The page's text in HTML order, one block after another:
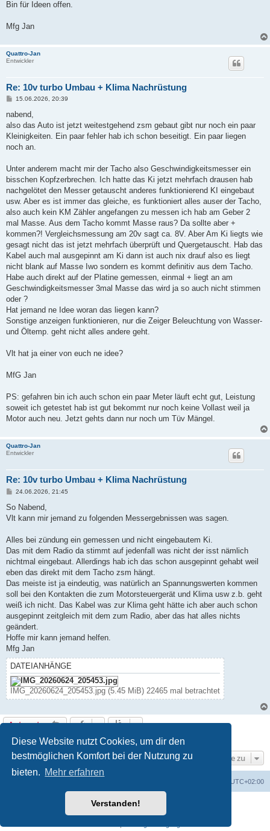
Diese Website nutzt Cookies, um dir den
bestmöglichen Komfort bei der Nutzung zu
bieten. Mehr erfahren
Verstanden!
Bin für Ideen offen.
Mfg Jan
Quattro-Jan
Entwickler
Re: 10v turbo Umbau + Klima Nachrüstung
B
i
r
a
15.06.2026, 20:39
nabend,
also das Auto ist jetzt weitestgehend zsm gebaut gibt nur noch ein paar
Kleinigkeiten. Ein paar fehler hab ich schon beseitigt. Ein paar liegen
noch an.
Unter anderem macht mir der Tacho also Geschwindigkeitsmesser ein
bisschen Kopfzerbrechen. Ich hatte das Ki jetzt mehrfach drausen hab
nachgelötet den Messer getauscht anderes funktionierend KI eingebaut
usw. Aber es ist immer das gleiche, es funktioniert alles auser der Tacho,
also auch kein KM Zähler angefangen zu messen ich hab am Geber 2
mal Masse. Aus dem Tacho kommt Masse raus? Da sollte aber +
kommen?! Vergleichsmessung am 20v sagt ca. 8V. Aber Am Ki liegts wie
gesagt nicht das ist jetzt mehrfach überprüft und Quergetauscht. Hab das
Kabel auch mal ausgepinnt am Ki dann ist auch nix drauf also es liegt
nicht blank auf Masse Iwo sondern es kommt definitiv aus dem Tacho.
Habe auch direkt auf der Platine gemessen, einmal + liegt an am
Geschwindigkeitsmesser 3mal Masse das wird ja so auch nicht stimmen
oder ?
Hat jemand ne Idee woran das liegen kann?
Sonstige anzeigen funktionieren, nur die Zeiger Beleuchtung von Wasser-
und Öltemp. geht nicht alles andere geht.
Vlt hat ja einer von euch ne idee?
MfG Jan
PS: gefahren bin ich auch schon ein paar Meter läuft echt gut, Leistung
soweit ich getestet hab ist gut bekommt nur noch keine Vollast weil ja
Motor auch neu. Jetzt gehts dann nur noch um Tüv Mängel.
Quattro-Jan
Entwickler
Re: 10v turbo Umbau + Klima Nachrüstung
B
i
r
24.06.2026, 21:45
So Nabend,
Vlt kann mir jemand zu folgenden Messergebnissen was sagen.
Alles bei zündung ein gemessen und nicht eingebautem Ki.
Das mit dem Radio da stimmt auf jedenfall was nicht der isst nämlich
nichtmal eingebaut. Allerdings hab ich das schon ausgepinnt gehabt weil
eben das direkt mit dem Tacho zsm hängt.
Das meiste ist ja eindeutig, was natürlich an Spannungswerten kommen
soll bei den Kontakten die zum Motorsteuergerät und Klima usw z.b. geht
weiß ich nicht. Das Kabel was zur Klima geht hätte ich aber auch schon
ausgepinnt zeitgleich mit dem zum Radio, aber das hat alles nichts
geändert.
Hoffe mir kann jemand helfen.
Mfg Jan
DATEIANHÄNGE
IMG_20260624_205453.jpg (5.45 MiB) 22465 mal betrachtet
Antworten
15 Beiträge • Seite1 von1
Gehe zu
UTC+02:00
Powered byphpBB® Forum Software © phpBB Limited
phpBB.de